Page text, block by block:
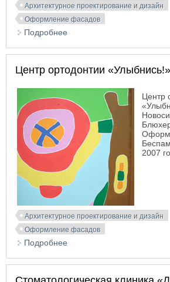
Архитектурное проектирование и дизайн
Оформление фасадов
Подробнее
Центр ортодонтии «Улыбнись!»
Центр
2007
Архитектурное проектирование и дизайн
Оформление фасадов
Подробнее